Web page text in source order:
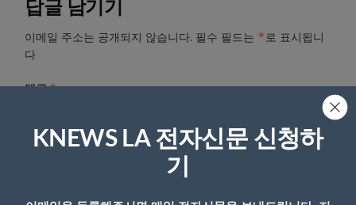
답글 남기기
이메일 주소는 공개되지 않습니다. 필수 필드는 *로 표시됩니
다
댓글*
KNEWS LA 전자신문 신청하
기